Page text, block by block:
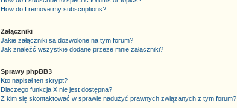
How do I remove my subscriptions?
Załączniki
Jakie załączniki są dozwolone na tym forum?
Jak znaleźć wszystkie dodane przeze mnie załączniki?
Sprawy phpBB3
Kto napisał ten skrypt?
Dlaczego funkcja X nie jest dostępna?
Z kim się skontaktować w sprawie nadużyć prawnych związanych z tym forum?